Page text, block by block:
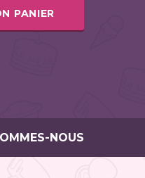
PANIER
NOUS